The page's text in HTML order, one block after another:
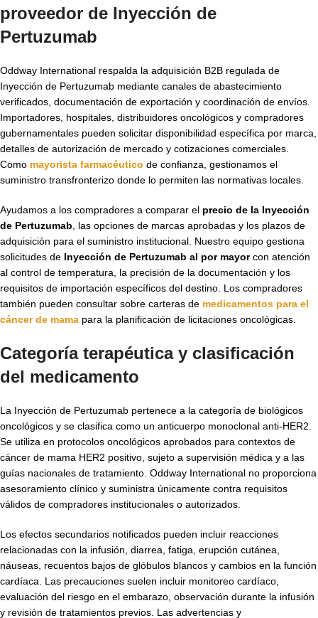
proveedor de Inyección de
Pertuzumab
Oddway International respalda la adquisición B2B regulada de
Inyección de Pertuzumab mediante canales de abastecimiento
verificados, documentación de exportación y coordinación de envíos.
Importadores, hospitales, distribuidores oncológicos y compradores
gubernamentales pueden solicitar disponibilidad específica por marca,
detalles de autorización de mercado y cotizaciones comerciales.
Como mayorista farmacéutico de confianza, gestionamos el
suministro transfronterizo donde lo permiten las normativas locales.
Ayudamos a los compradores a comparar el precio de la Inyección
de Pertuzumab , las opciones de marcas aprobadas y los plazos de
adquisición para el suministro institucional. Nuestro equipo gestiona
solicitudes de Inyección de Pertuzumab al por mayorcon atención
al control de temperatura, la precisión de la documentación y los
requisitos de importación específicos del destino. Los compradores
también pueden consultar sobre carteras de medicamentos para el
cáncer de mama para la planificación de licitaciones oncológicas.
Categoría terapéutica y clasificación
del medicamento
La Inyección de Pertuzumab pertenece a la categoría de biológicos
oncológicos y se clasifica como un anticuerpo monoclonal anti-HER2.
Se utiliza en protocolos oncológicos aprobados para contextos de
cáncer de mama HER2 positivo, sujeto a supervisión médica y a las
guías nacionales de tratamiento. Oddway International no proporciona
asesoramiento clínico y suministra únicamente contra requisitos
válidos de compradores institucionales o autorizados.
Los efectos secundarios notificados pueden incluir reacciones
relacionadas con la infusión, diarrea, fatiga, erupción cutánea,
náuseas, recuentos bajos de glóbulos blancos y cambios en la función
cardíaca. Las precauciones suelen incluir monitoreo cardíaco,
evaluación del riesgo en el embarazo, observación durante la infusión
y revisión de tratamientos previos. Las advertencias y